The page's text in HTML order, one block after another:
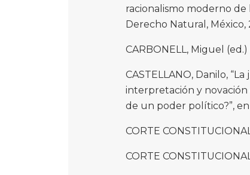
racionalismo moderno de
Derecho Natural, México,
CARBONELL, Miguel
CASTELLANO, Danilo,
interpretación y novación
de un poder político?”, en
CORTE
CORTE